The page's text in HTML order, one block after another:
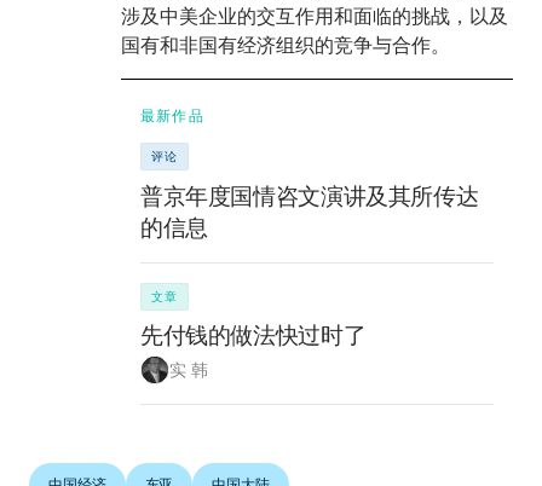
涉及中美企业的交互作用和面临的挑战，以及
国有和非国有经济组织的竞争与合作。
最新作品
评论
普京年度国情咨文演讲及其所传达
的信息
文章
先付钱的做法快过时了
实 韩